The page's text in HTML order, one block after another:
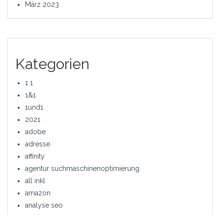
März 2023
Kategorien
1 1
1&1
1und1
2021
adobe
adresse
affinity
agentur suchmaschinenoptimierung
all inkl
amazon
analyse seo